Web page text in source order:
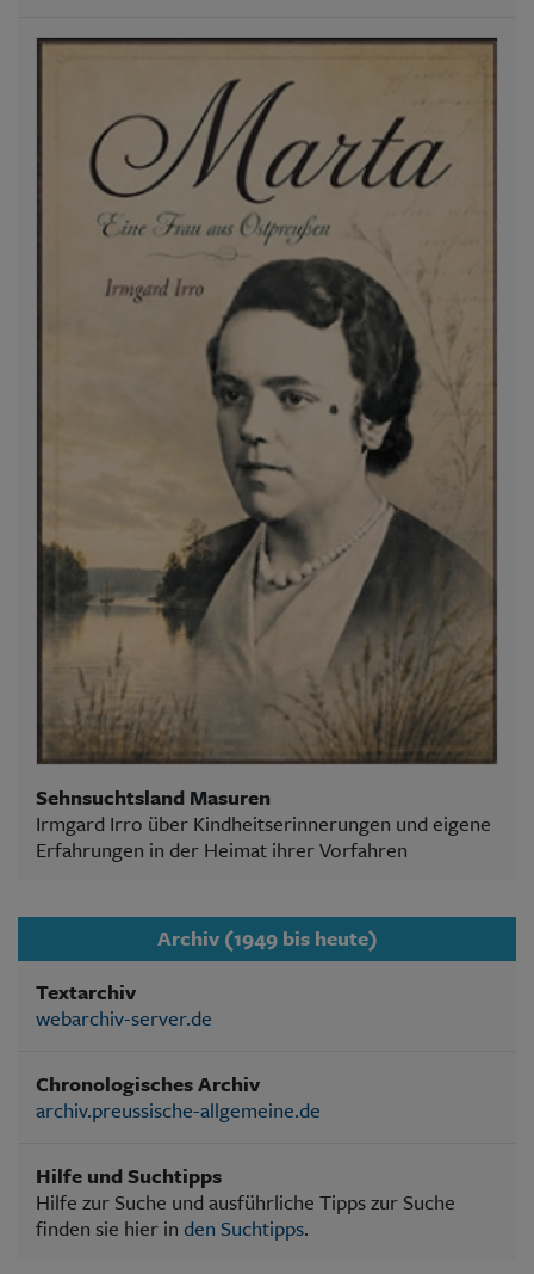
Sehnsuchtsland Masuren
Irmgard Irro über Kindheitserinnerungen und eigene
Erfahrungen in der Heimat ihrer Vorfahren
Archiv (1949 bis heute)
Textarchiv
webarchiv-server.de
Chronologisches Archiv
archiv.preussische-allgemeine.de
Hilfe und Suchtipps
Hilfe zur Suche und ausführliche Tipps zur Suche
finden sie hier in den Suchtipps.